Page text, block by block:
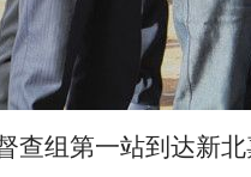
查组第一站到达新